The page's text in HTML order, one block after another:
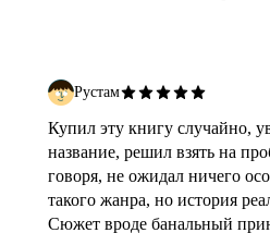
Рустам
Купил эту книгу случайно,
название, решил взять на
говоря, не ожидал ничего
такого жанра, но история
Сюжет вроде банальный